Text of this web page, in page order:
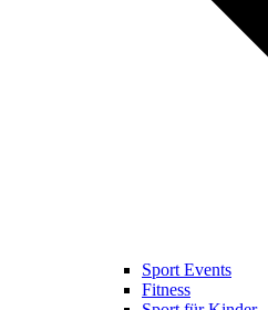
Sport Events
Fitness